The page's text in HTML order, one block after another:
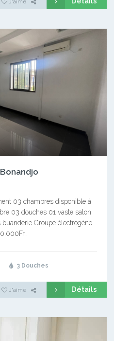
03 chambres disponible à
03 douches 01 vaste salon
Groupe électrogène
3 Douches
J'aime Détails